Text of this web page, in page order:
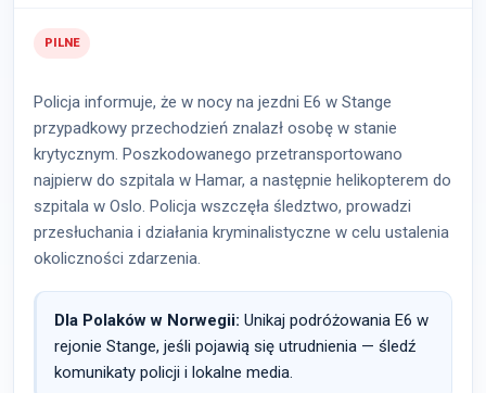
PILNE
Policja informuje, że w nocy na jezdni E6 w Stange
przypadkowy przechodzień znalazł osobę w stanie
krytycznym. Poszkodowanego przetransportowano
najpierw do szpitala w Hamar, a następnie helikopterem do
szpitala w Oslo. Policja wszczęła śledztwo, prowadzi
przesłuchania i działania kryminalistyczne w celu ustalenia
okoliczności zdarzenia.
Dla Polaków w Norwegii: Unikaj podróżowania E6 w
rejonie Stange, jeśli pojawią się utrudnienia — śledź
komunikaty policji i lokalne media.